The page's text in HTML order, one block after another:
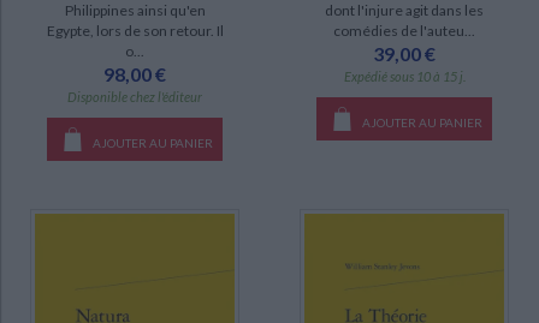
Philippines ainsi qu'en
Egypte, lors de son retour. Il
o...
98,00 €
Disponible chez l'éditeur
AJOUTER AU PANIER
dont l'injure agit dans les
comédies de l'auteu...
39,00 €
Expédié sous 10 à 15 j.
AJOUTER AU PANIER